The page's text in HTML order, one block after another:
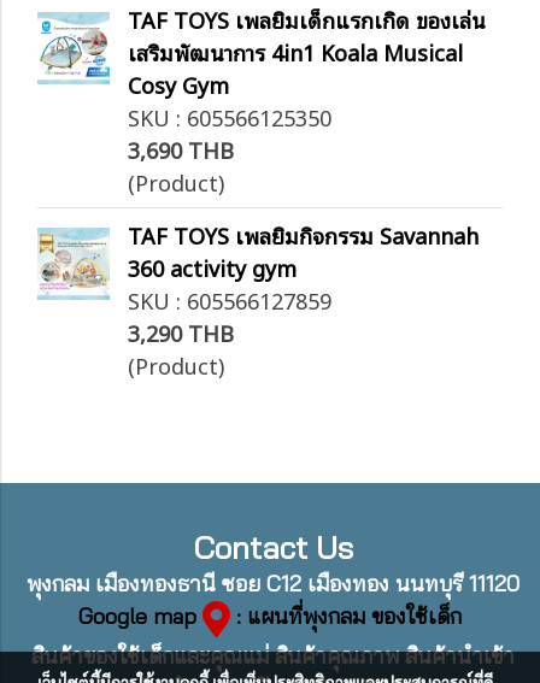
TAF TOYS เพลยิมเด็กแรกเกิด ของเล่น
เสริมพัฒนาการ 4in1 Koala Musical
Cosy Gym
SKU : 605566125350
3,690 THB
(Product)
TAF TOYS เพลยิมกิจกรรม Savannah
360 activity gym
SKU : 605566127859
3,290 THB
(Product)
Contact Us
พุงกลม เมืองทองธานี ซอย C12 เมืองทอง นนทบุรี 11120
Google map
: แผนที่พุงกลม ของใช้เด็ก
สินค้าของใช้เด็กและคุณแม่ สินค้าคุณภาพ สินค้านำเข้า